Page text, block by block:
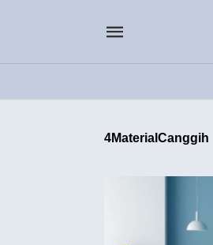
4MaterialCanggih